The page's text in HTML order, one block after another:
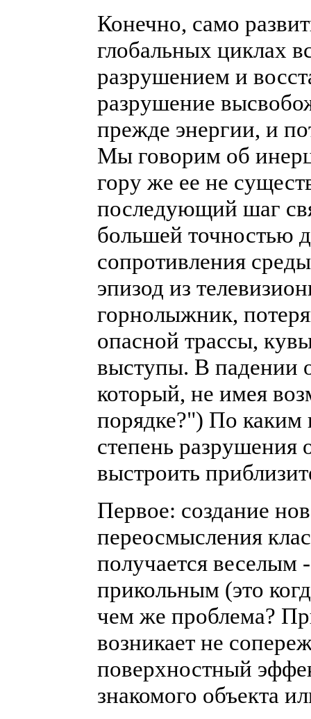
Конечно, само
глобальных циклах
разрушением и
разрушение
прежде энергии, и
Мы говорим об
гору же ее не
последующий шаг
большей точностью
сопротивления
эпизод из
горнолыжник,
опасной трассы,
выступы. В падении
который, не имея
порядке?") По каким
степень разрушения
выстроить
Первое: создание
переосмысления
получается веселым
прикольным (это
чем же проблема?
возникает не
поверхностный
знакомого объекта